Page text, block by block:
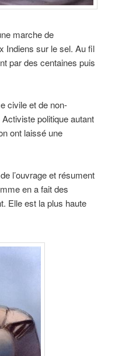
marche de
Indiens sur le sel. Au fil
par des centaines puis
civile et de non-
Activiste politique autant
ont laissé une
l’ouvrage et résument
en a fait des
Elle est la plus haute